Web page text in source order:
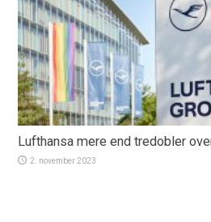
Lufthansa mere end tredobler
2. november 2023